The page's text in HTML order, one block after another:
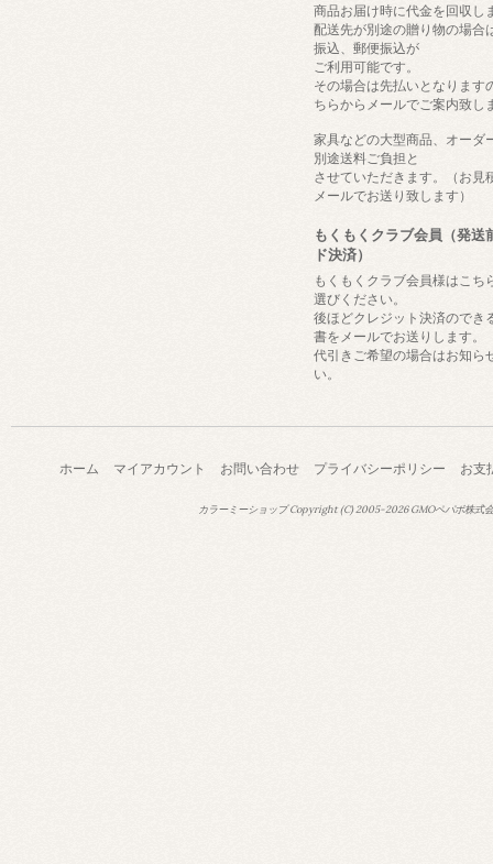
商品お届け時に代金を回収し
配送先が別途の贈り物の場合
振込、郵便振込が
ご利用可能です。
その場合は先払いとなります
ちらからメールでご案内致し
家具などの大型商品、オーダ
別途送料ご負担と
させていただきます。（お見
メールでお送り致します）
もくもくクラブ会員（発送
ド決済）
もくもくクラブ会員様はこち
選びください。
後ほどクレジット決済のでき
書をメールでお送りします。
代引きご希望の場合はお知ら
い。
ホーム マイアカウント お問い合わせ プライバシーポリシー お支
カラーミーショップCopyright (C) 2005-2026GMOペパボ株式